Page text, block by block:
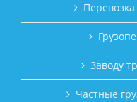
Заводу
Частные